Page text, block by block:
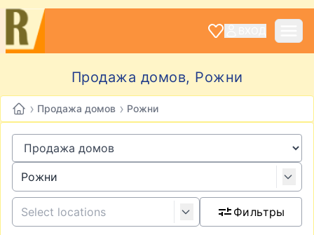
Продажа домов, Рожни
› Продажа домов › Рожни
Фильтры